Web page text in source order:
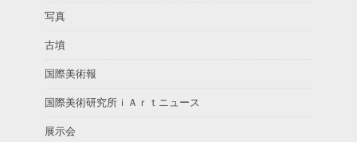
写真
古墳
国際美術報
国際美術研究所ｉＡｒｔニュース
展示会